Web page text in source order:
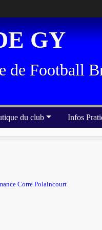
GY
de Football
du club Infos
Corre Polaincourt